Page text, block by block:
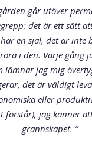
går utöver
det är ett sätt
en själ, det är inte
i den. Varje gång
lämnar jag mig
det är väldigt
eller
förstår), jag känner
grannskapet. ”